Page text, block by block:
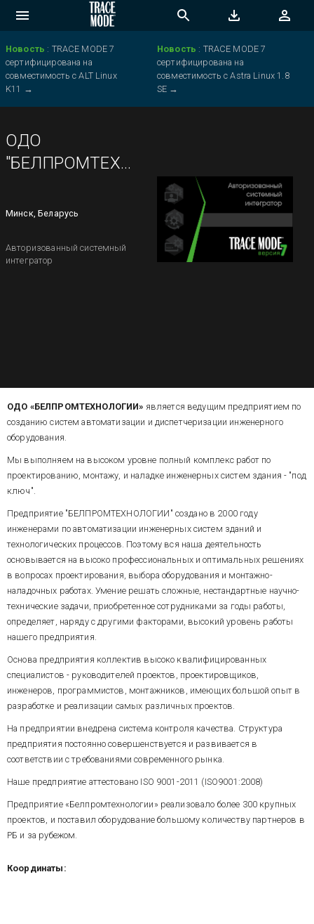
Новость : TRACE MODE 7
сертифицирована на
совместимость с ALT Linux
K11 →
Новость : TRACE MODE 7
сертифицирована на
совместимость с Astra Linux 1.8
SE →
ОДО
"БЕЛПРОМТЕХНОЛОГИИ"
Минск, Беларусь
Авторизованный системный
интегратор
ОДО «БЕЛПРОМТЕХНОЛОГИИ» является ведущим предприятием по
созданию систем автоматизации и диспетчеризации инженерного
оборудования.
Мы выполняем на высоком уровне полный комплекс работ по
проектированию, монтажу, и наладке инженерных систем здания - "под
ключ".
Предприятие "БЕЛПРОМТЕХНОЛОГИИ" создано в 2000 году
инженерами по автоматизации инженерных систем зданий и
технологических процессов. Поэтому вся наша деятельность
основывается на высоко профессиональных и оптимальных решениях
в вопросах проектирования, выбора оборудования и монтажно-
наладочных работах. Умение решать сложные, нестандартные научно-
технические задачи, приобретенное сотрудниками за годы работы,
определяет, наряду с другими факторами, высокий уровень работы
нашего предприятия.
Основа предприятия коллектив высоко квалифицированных
специалистов - руководителей проектов, проектировщиков,
инженеров, программистов, монтажников, имеющих большой опыт в
разработке и реализации самых различных проектов.
На предприятии внедрена система контроля качества. Структура
предприятия постоянно совершенствуется и развивается в
соответствии с требованиями современного рынка.
Наше предприятие аттестовано ISO 9001-2011 (ISO9001:2008)
Предприятие «Белпромтехнологии» реализовало более 300 крупных
проектов, и поставил оборудование большому количеству партнеров в
РБ и за рубежом.
Координаты: